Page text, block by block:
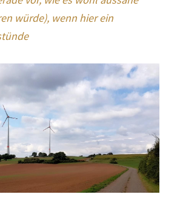
würde), wenn hier ein